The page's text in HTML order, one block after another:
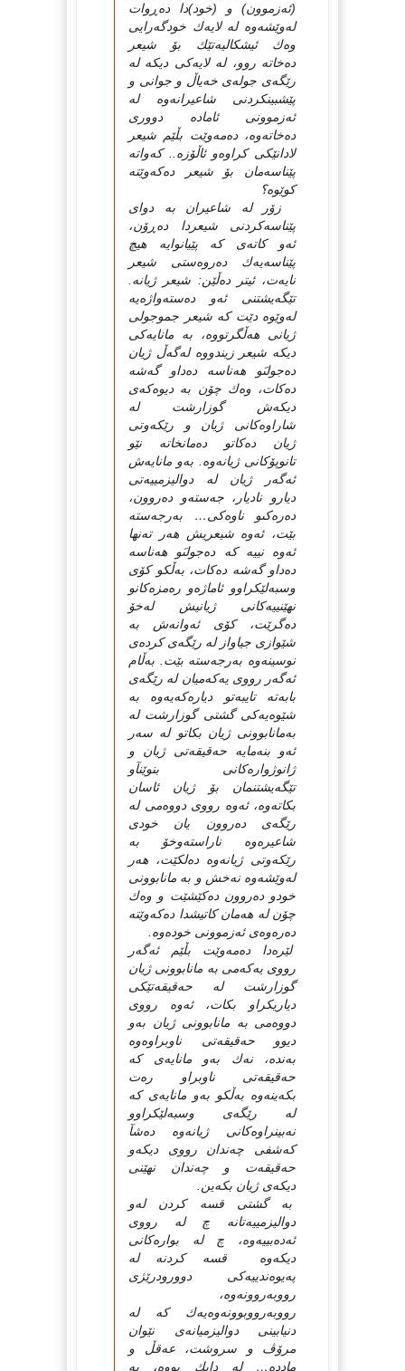
(ئەزموون) و (خود)دا دەڕوات
لەوێشەوە لە لایەك خودگەرایى
وەك ئیشكالیەتێك بۆ شیعر
دەخاتە روو، لە لایەكى دیكە لە
رێگەى جولەى خەیاڵ و جوانى و
پێشبینكردنى شاعیرانەوە لە
ئەزموونى ئامادە دوورى
دەخاتەوە، دەمەوێت بڵێم شیعر
لادانێكى كراوەو ئاڵۆزە.. كەواتە
پێناسەمان بۆ شیعر دەكەوێتە
كوێوە؟
زۆر لە شاعیران بە دواى
پێناسەكردنى شیعردا دەڕۆن،
ئەو كاتەى كە پێیانوایە هیچ
پێناسەیەك دەروەستى شیعر
نایەت، ئیتر دەڵێن: شیعر ژیانە.
تێگەیشتنى ئەو دەستەواژەیە
لەوێوە دێت كە شیعر جموجولى
ژیانى هەڵگرتووە، بە مانایەكى
دیكە شیعر زیندووە لەگەڵ ژیان
دەجولىَو هەناسە دەداو گەشە
دەكات، وەك چۆن بە دیوەكەى
دیكەش گوزارشت لە
شاراوەكانى ژیان و رێكەوتى
ژیان دەكاتو دەمانخاتە نێو
تانوپۆكانى ژیانەوە. بەو مانایەش
ئەگەر ژیان لە دوالیزمییەتى
دیارو نادیار، جەستەو دەروون،
دەرەكىو ناوەكى… بەرجەستە
بێت، ئەوە شیعریش هەر تەنها
ئەوە نییە كە دەجولىَو هەناسە
دەداو گەشە دەكات، بەڵكو كۆى
وسبەلێكراوو ئاماژەو رەمزەكانو
نهێنییەكانى ژیانیش لەخۆ
دەگرێت، كۆى ئەوانەش بە
شێوازى جیاواز لە رێگەى كردەى
نوسینەوە بەرجەستە بێت. بەڵام
ئەگەر رووى یەكەمیان لە رێگەى
بابەتە تایبەتو دیارەكەیەوە بە
شێوەیەكى گشتى گوزارشت لە
بەمانابوونى ژیان بكاتو لە سەر
ئەو بنەمایە حەقیقەتى ژیان و
ژانوژوارەكانى بنوێنآو
تێگەیشتنمان بۆ ژیان ئاسان
بكاتەوە، ئەوە رووى دووەمى لە
رێگەى دەروون یان خودى
شاعیرەوە ناراستەوخۆ بە
رێكەوتى ژیانەوە دەلكێت، هەر
لەوێشەوە نەخش و بە مانابوونى
خودو دەروون دەكێشێت و وەك
چۆن لە هەمان كاتیشدا دەكەوێتە
دەرەوەى ئەزموونى خودەوە.
لێرەدا دەمەوێت بڵێم ئەگەر
رووى یەكەمى بە مانابوونى ژیان
گوزارشت لە حەقیقەتێكى
دیاریكراو بكات، ئەوە رووى
دووەمى بە مانابوونى ژیان بەو
دیوو حەقیقەتى ناوبراوەوە
بەندە، نەك بەو مانایەى كە
حەقیقەتى ناوبراو رەت
بكەینەوە بەڵكو بەو مانایەى كە
لە رێگەى وسبەلێكراوو
نەبینراوەكانى ژیانەوە دەشآ
كەشفى چەندان رووى دیكەو
حەقیقەت و چەندان نهێنى
دیكەى ژیان بكەین.
بە گشتى قسە كردن لەو
دوالیزمییەتانە چ لە رووى
ئەدەبییەوە، چ لە بوارەكانى
دیكەوە قسە كردنە لە
پەیوەندییەكى دوورودرێژى
رووبەروونەوە،
رووبەرووبوونەوەیەك كە لە
دنیابینى دوالیزمیانەى نێوان
مرۆڤ و سروشت، عەقڵ و
ماددە… لە دایك بووە، بە